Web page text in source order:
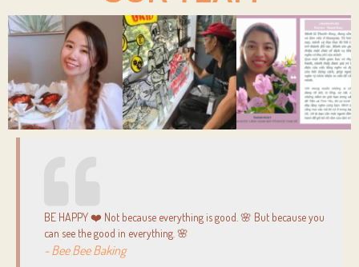
BE HAPPY ❤️ Not because everything is good. 🌸 But because you
can see the good in everything. 🌸
- Bee Bee Baking